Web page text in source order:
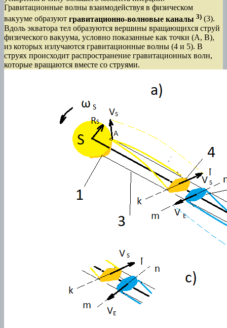
Гравитационные волны взаимодействуя в физическом
вакууме образуют гравитационно-волновые каналы 3) (3).
Вдоль экватора тел образуются вершины вращающихся струй
физического вакуума, условно показанные как точки (А, В),
из которых излучаются гравитационные волны (4 и 5). В
струях происходит распространение гравитационных волн,
которые вращаются вместе со струями.